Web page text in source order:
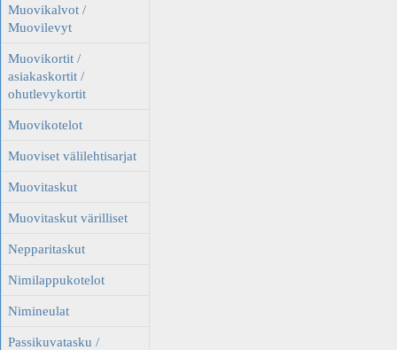
Muovikalvot /
Muovilevyt
Muovikortit /
asiakaskortit /
ohutlevykortit
Muovikotelot
Muoviset välilehtisarjat
Muovitaskut
Muovitaskut värilliset
Nepparitaskut
Nimilappukotelot
Nimineulat
Passikuvatasku /